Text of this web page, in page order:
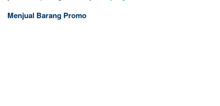
Menjual Barang Promo